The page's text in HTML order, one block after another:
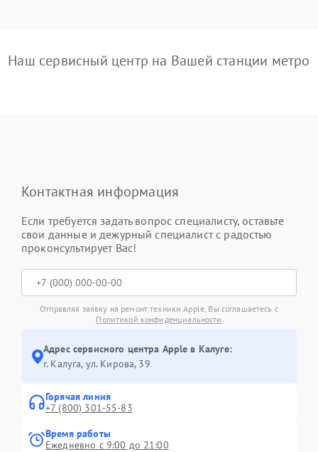
Наш сервисный центр на Вашей станции метро
Контактная информация
Если требуется задать вопрос специалисту, оставьте
свои данные и дежурный специалист с радостью
проконсультирует Вас!
Отправляя заявку на ремонт техники Apple, Вы соглашаетесь с
Политикой конфиденциальности
Адрес сервисного центра Apple в Калуге:
г. Калуга, ул. Кирова, 39
Горячая линия
+7 (800) 301-55-83
Время работы
Ежедневно с 9:00 до 21:00